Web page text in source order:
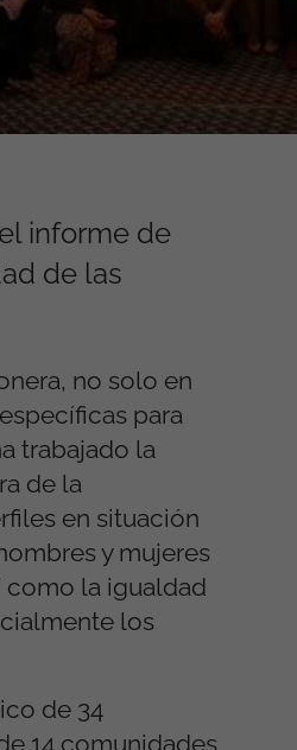
informe de
de las
no solo en
para
trabajado la
de la
en situación
y mujeres
como la igualdad
los
de 34
14 comunidades